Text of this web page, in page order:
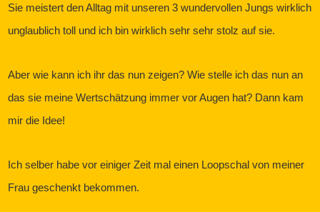
Sie meistert den Alltag mit unseren 3 wundervollen Jungs wirklich
unglaublich toll und ich bin wirklich sehr sehr stolz auf sie.
Aber wie kann ich ihr das nun zeigen? Wie stelle ich das nun an
das sie meine Wertschätzung immer vor Augen hat? Dann kam
mir die Idee!
Ich selber habe vor einiger Zeit mal einen Loopschal von meiner
Frau geschenkt bekommen.